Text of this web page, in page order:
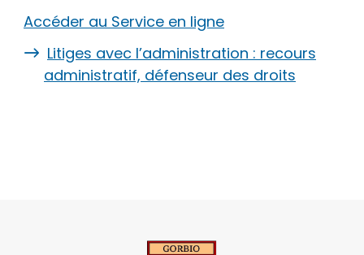
Accéder au Service en ligne
Litiges avec l’administration : recours
administratif, défenseur des droits